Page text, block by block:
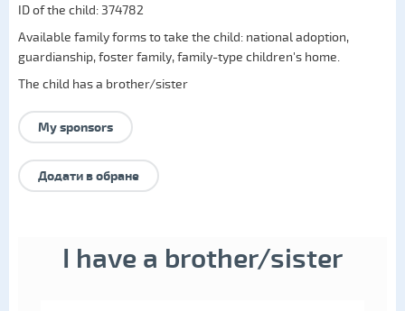
ID of the child: 374782
Available family forms to take the child: national adoption,
guardianship,foster family,family-type children's home.
The child has a brother/sister
My sponsors
Додати в обране
I have a brother/sister